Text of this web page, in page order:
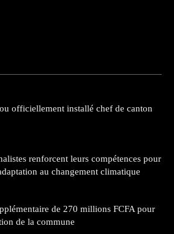
officiellement installé chef de canton
renforcent leurs compétences pour
au changement climatique
de 270 millions FCFA pour
de la commune